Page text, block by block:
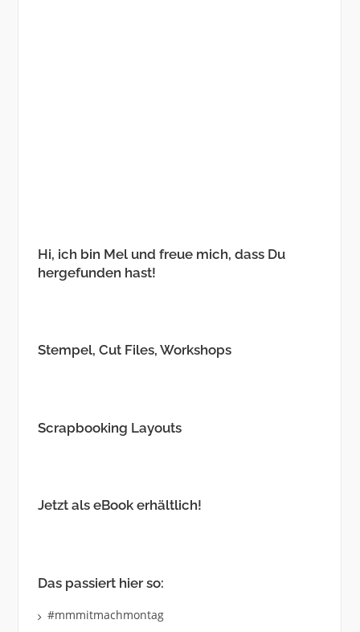
Hi, ich bin Mel und freue mich, dass Du
hergefunden hast!
Stempel, Cut Files, Workshops
Scrapbooking Layouts
Jetzt als eBook erhältlich!
Das passiert hier so:
#mmmitmachmontag